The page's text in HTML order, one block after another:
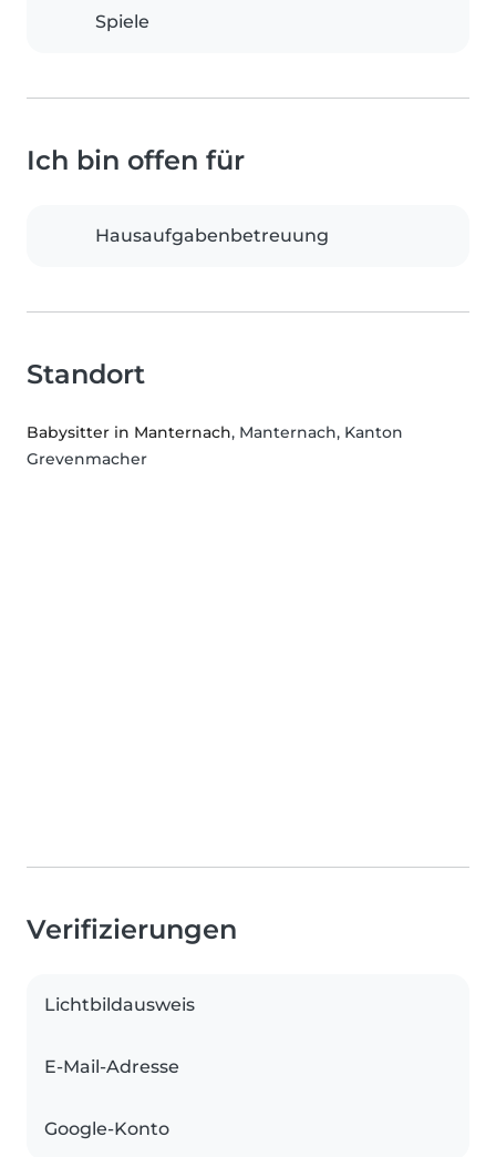
Spiele
Ich bin offen für
Hausaufgabenbetreuung
Standort
Babysitter in Manternach, Manternach, Kanton
Grevenmacher
Verifizierungen
Lichtbildausweis
E-Mail-Adresse
Google-Konto